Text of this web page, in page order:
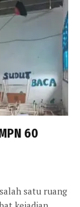
60
satu ruang